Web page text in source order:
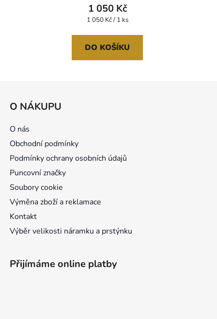
1 050 Kč
Měrná
1 050 Kč / 1 ks
DO KOŠÍKU
O NÁKUPU
O nás
Obchodní podmínky
Podmínky ochrany osobních údajů
Puncovní značky
Soubory cookie
Výměna zboží a reklamace
Kontakt
Výběr velikosti náramku a prstýnku
Přijímáme online platby